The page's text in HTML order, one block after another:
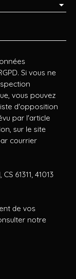
Si vous ne
vous pouvez
d'opposition
par l'article
sur le site
courrier
61311, 41013
de vos
notre